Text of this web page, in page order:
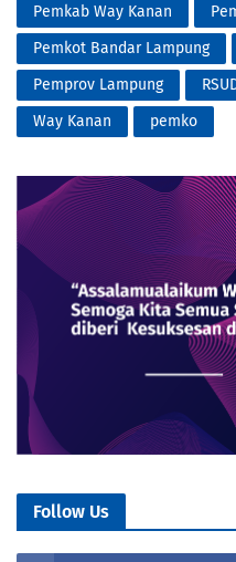
Pemkab Way Kanan
Pemkot Bandar Lampung
Pemprov Lampung
Way Kanan
pemko
Follow Us